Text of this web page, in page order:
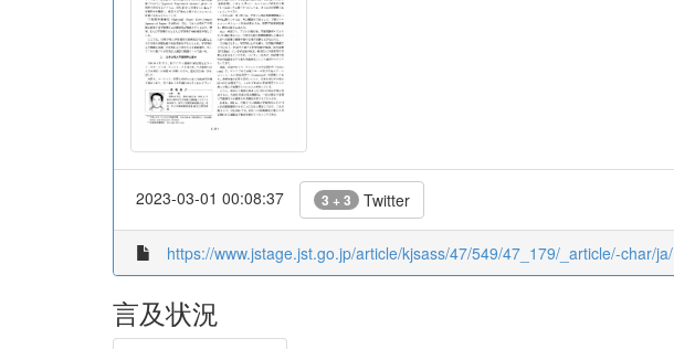
2023-03-01 00:08:37 3 + 3 Twitter
https://www.jstage.jst.go.jp/article/kjsass/47/549/47_179/_article/-char/ja/
言及状況